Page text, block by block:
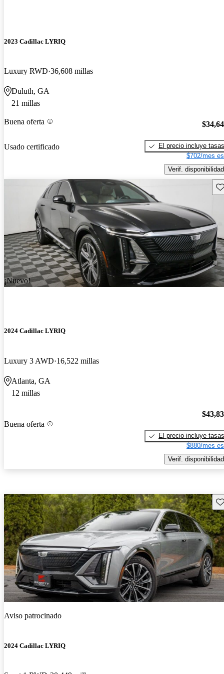
2023 Cadillac LYRIQ
Luxury RWD 36,608 millas
Duluth, GA
21 millas
Buena oferta
Usado certificado
El precio incluye tasas
$702/mes
Verif. disponibilidad
¡Nuevo!
2024 Cadillac LYRIQ
Luxury 3 AWD 16,522 millas
Atlanta, GA
12 millas
Buena oferta
El precio incluye tasas
$880/mes
Verif. disponibilidad
Aviso patrocinado
2024 Cadillac LYRIQ